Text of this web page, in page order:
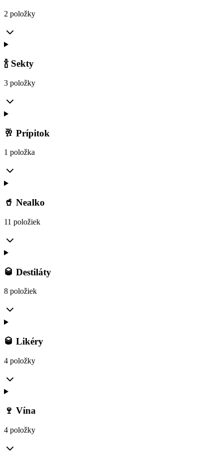
2 položky
🍾 Sekty
3 položky
🥂 Prípitok
1 položka
🥤 Nealko
11 položiek
🥃 Destiláty
8 položiek
🥃 Likéry
4 položky
🍷 Vína
4 položky